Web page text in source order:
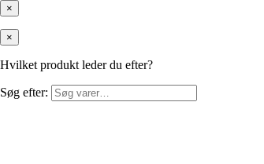
×
×
Hvilket produkt leder du efter?
Søg efter: